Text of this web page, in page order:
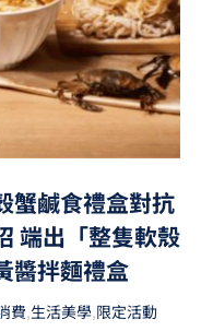
蟹鹹食禮盒對抗
端出「整隻軟殼
醬拌麵禮盒
費,生活美學,限定活動